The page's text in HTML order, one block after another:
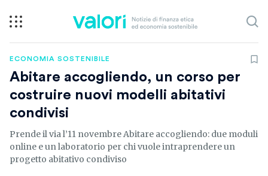
ECONOMIA SOSTENIBILE
Abitare accogliendo, un corso per
costruire nuovi modelli abitativi
condivisi
Prende il via l’11 novembre Abitare accogliendo: due moduli
online e un laboratorio per chi vuole intraprendere un
progetto abitativo condiviso